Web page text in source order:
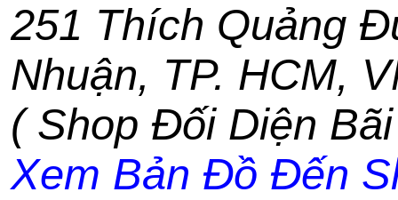
251 Thích Quảng
Nhuận, TP. HCM,
( Shop Đối Diện
Xem Bản Đồ Đến